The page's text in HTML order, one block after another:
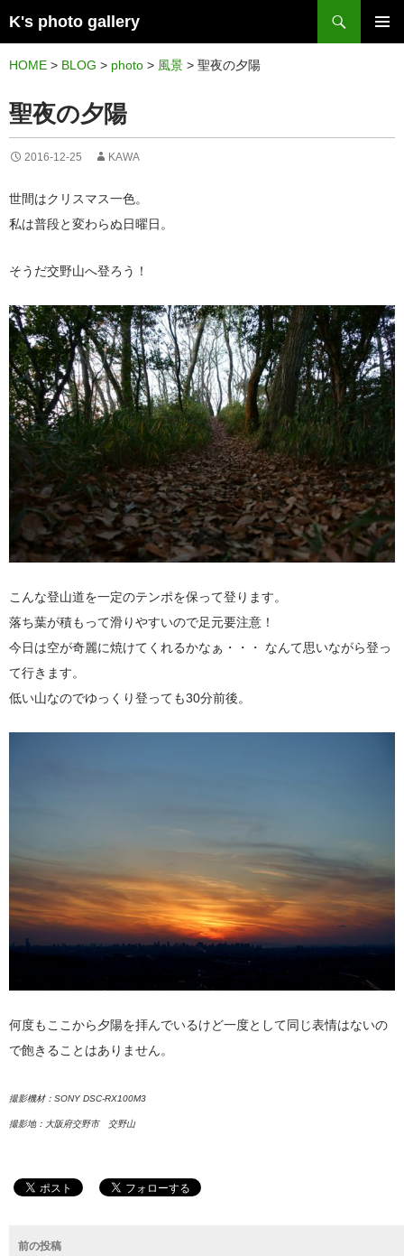
K's photo gallery
ン
ン
ツ
へ
ス
キ
プ
HOME > BLOG > photo > 風景 > 聖夜の夕陽
聖夜の夕陽
2016-12-25 KAWA
世間はクリスマス一色。
私は普段と変わらぬ日曜日。
そうだ交野山へ登ろう！
こんな登山道を一定のテンポを保って登ります。
落ち葉が積もって滑りやすいので足元要注意！
今日は空が奇麗に焼けてくれるかなぁ・・・ なんて思いながら登っ
て行きます。
低い山なのでゆっくり登っても30分前後。
何度もここから夕陽を拝んでいるけど一度として同じ表情はないの
で飽きることはありません。
撮影機材：SONY DSC-RX100M3
撮影地：大阪府交野市 交野山
投
前の投稿